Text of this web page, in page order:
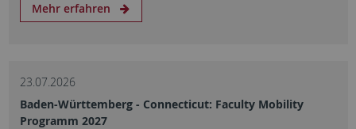
Mehr erfahren
23.07.2026
Baden-Württemberg - Connecticut: Faculty Mobility
Programm 2027